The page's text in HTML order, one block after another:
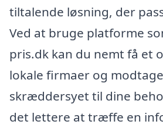
tiltalende løsning, der
Ved at bruge platforme
pris.dk kan du nemt få et
lokale firmaer og
skræddersyet til dine
det lettere at træffe en